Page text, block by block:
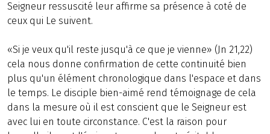
Seigneur ressuscité leur affirme sa présence à coté de
ceux qui Le suivent.
«Si je veux qu'il reste jusqu'à ce que je vienne» (Jn 21,22)
cela nous donne confirmation de cette continuité bien
plus qu'un élément chronologique dans l'espace et dans
le temps. Le disciple bien-aimé rend témoignage de cela
dans la mesure où il est conscient que le Seigneur est
avec lui en toute circonstance. C'est la raison pour